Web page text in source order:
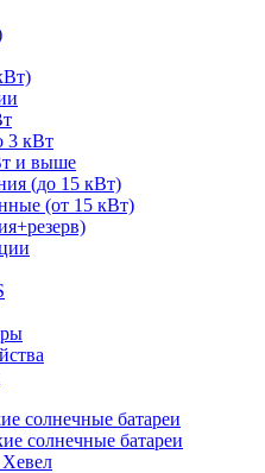
3 кВт
и выше
(до 15 кВт)
(от 15 кВт)
солнечные батареи
солнечные батареи